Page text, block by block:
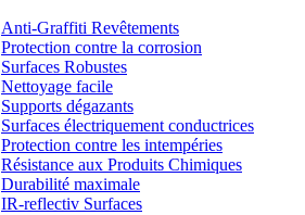
Anti-Graffiti Revêtements
Protection contre la corrosion
Surfaces Robustes
Nettoyage facile
Supports dégazants
Surfaces électriquement conductrices
Protection contre les intempéries
Résistance aux Produits Chimiques
Durabilité maximale
IR-reflectiv Surfaces